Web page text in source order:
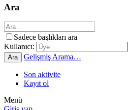
Ara
Sadece başlıkları ara
Kullanıcı:
Ara Gelişmiş Arama…
Son aktivite
Kayıt ol
Menü